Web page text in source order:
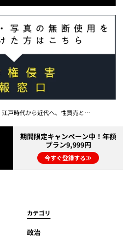
江戸時代から近代へ、性買売と社会｜橋本 愛
期間限定キャンペーン中！年額
プラン9,999円
今すぐ登録する≫
カテゴリ
政治